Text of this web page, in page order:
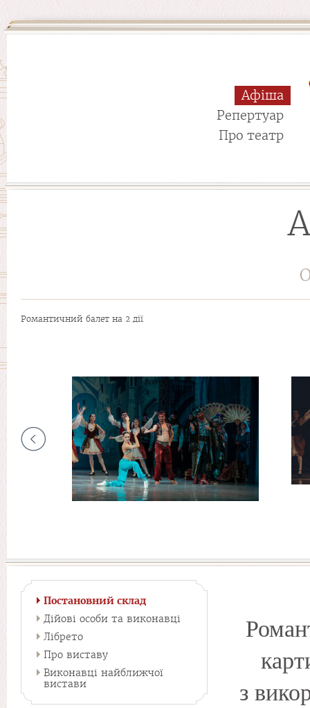
Афіша
Репертуар
Про театр
Романтичний балет на 2 дії
Постановний склад
Дійові особи та виконавці
Лібрето
Про виставу
Виконавці найближчої
вистави
з